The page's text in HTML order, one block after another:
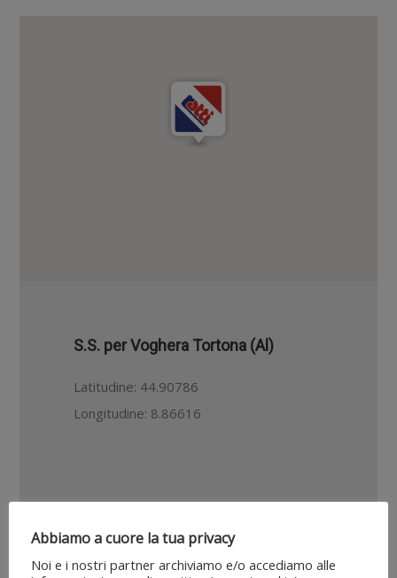
S.S. per Voghera Tortona (Al)
Latitudine: 44.90786
Longitudine: 8.86616
Abbiamo a cuore la tua privacy
Noi e i nostri partner archiviamo e/o accediamo alle